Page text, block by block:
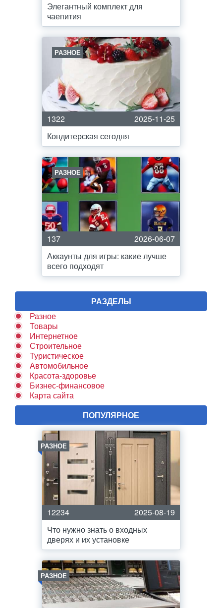
Элегантный комплект для
чаепития
РАЗНОЕ
1322
2025-11-25
Кондитерская сегодня
РАЗНОЕ
137
2026-06-07
Аккаунты для игры: какие лучше
всего подходят
РАЗДЕЛЫ
Разное
Товары
Интернетное
Строительное
Туристическое
Автомобильное
Красота-здоровье
Бизнес-финансовое
Карта сайта
ПОПУЛЯРНОЕ
РАЗНОЕ
12234
2025-08-19
Что нужно знать о входных
дверях и их установке
РАЗНОЕ